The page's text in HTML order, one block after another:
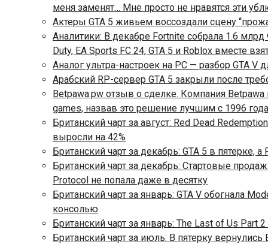
меня заменят… Мне просто не нравятся эти
Актеры GTA 5 живьем воссоздали сцену
Аналитики: В декабре Fortnite собрала 1.6
Duty, EA Sports FC 24, GTA 5 и Roblox вместе
Аналог ультра-настроек на PC — разбор GTA V
Арабский RP-сервер GTA 5 закрыли после
Betpawa.pw отзыв о сделке. Компания
games, назвав это решение лучшим с 1996 года
Британский чарт за август: Red Dead
выросли на 42%
Британский чарт за декабрь: GTA 5 в пятерке,
Британский чарт за декабрь: Стартовые
Protocol не попала даже в десятку
Британский чарт за январь: GTA V обогнала
консолью
Британский чарт за январь: The Last of Us Part
Британский чарт за июль: В пятерку